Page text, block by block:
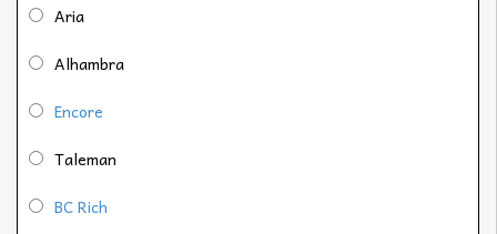
Aria
Alhambra
Encore
Taleman
BC Rich